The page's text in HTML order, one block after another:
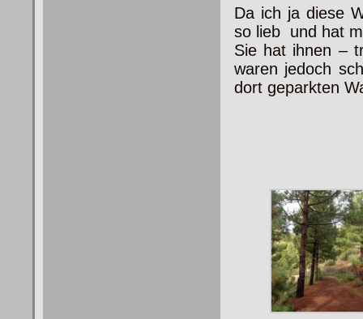
Da ich ja diese
so lieb und hat
Sie hat ihnen –
waren jedoch
dort geparkten